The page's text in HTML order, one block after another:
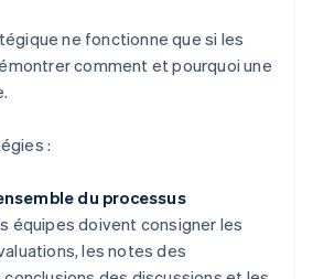
ne fonctionne que si les
comment et pourquoi une
:
du processus
équipes doivent consigner les
les notes des